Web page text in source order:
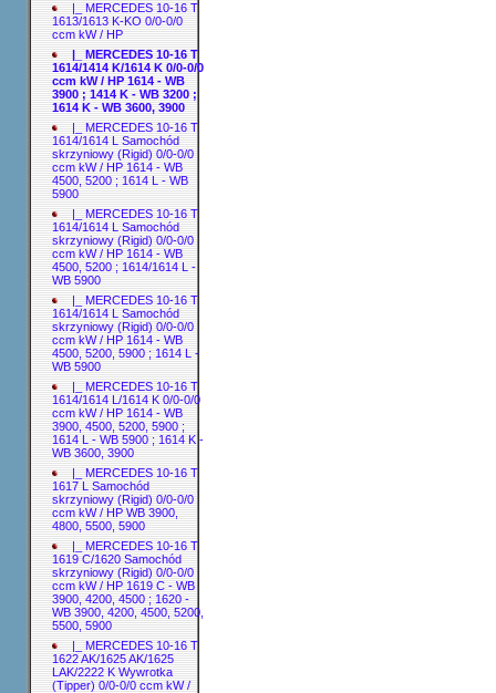
|_ MERCEDES 10-16 T
1613/1613 K-KO 0/0-0/0
ccm kW / HP
|_ MERCEDES 10-16 T
1614/1414 K/1614 K 0/0-0/0
ccm kW / HP 1614 - WB
3900 ; 1414 K - WB 3200 ;
1614 K - WB 3600, 3900
|_ MERCEDES 10-16 T
1614/1614 L Samochód
skrzyniowy (Rigid) 0/0-0/0
ccm kW / HP 1614 - WB
4500, 5200 ; 1614 L - WB
5900
|_ MERCEDES 10-16 T
1614/1614 L Samochód
skrzyniowy (Rigid) 0/0-0/0
ccm kW / HP 1614 - WB
4500, 5200 ; 1614/1614 L -
WB 5900
|_ MERCEDES 10-16 T
1614/1614 L Samochód
skrzyniowy (Rigid) 0/0-0/0
ccm kW / HP 1614 - WB
4500, 5200, 5900 ; 1614 L -
WB 5900
|_ MERCEDES 10-16 T
1614/1614 L/1614 K 0/0-0/0
ccm kW / HP 1614 - WB
3900, 4500, 5200, 5900 ;
1614 L - WB 5900 ; 1614 K -
WB 3600, 3900
|_ MERCEDES 10-16 T
1617 L Samochód
skrzyniowy (Rigid) 0/0-0/0
ccm kW / HP WB 3900,
4800, 5500, 5900
|_ MERCEDES 10-16 T
1619 C/1620 Samochód
skrzyniowy (Rigid) 0/0-0/0
ccm kW / HP 1619 C - WB
3900, 4200, 4500 ; 1620 -
WB 3900, 4200, 4500, 5200,
5500, 5900
|_ MERCEDES 10-16 T
1622 AK/1625 AK/1625
LAK/2222 K Wywrotka
(Tipper) 0/0-0/0 ccm kW /